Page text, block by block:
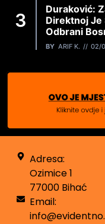
Duraković:
Direktnoj Je
Odbrani
BY ARIF K. 02/
Adresa:
Ozimice 1
77000 Bihać
Email: